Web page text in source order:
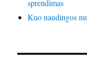
sprendimas
Kuo naudingos